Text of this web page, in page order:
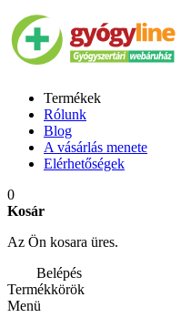
Termékek
Rólunk
Blog
A vásárlás menete
Elérhetőségek
0
Kosár
Az Ön kosara üres.
Belépés
Termékkörök
Menü